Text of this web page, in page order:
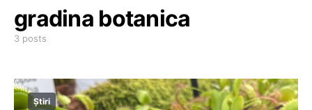
gradina botanica
3 posts
Știri